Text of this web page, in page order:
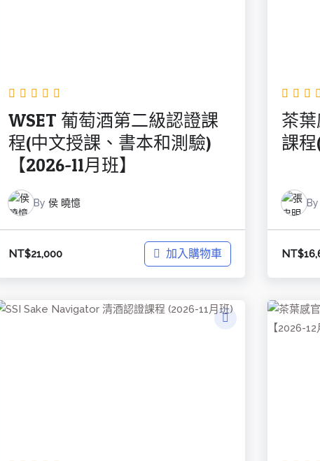
WSET 葡萄酒第二級認證課
程(中文授課、書本和測驗)
【2026-11月班】
By 侯 曉憶
NT$21,000 加入購物車
茶
課
By
NT$